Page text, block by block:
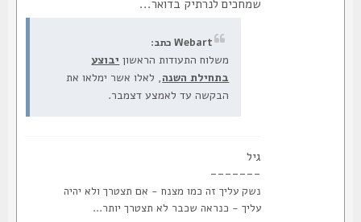
שמחכים לנרתיק בדואר...
Webart כתב:
משלוח התעודות הראשוןיבוצע
בתחילת השנה , לאלו אשר ימלאו את
הבקשה עד לאמצע דצמבר.
-------
נשק עליך זה כמו מצנח - אם תצטרך ולא יהיה
עליך - כנראה שכבר לא תצטרך יותר...